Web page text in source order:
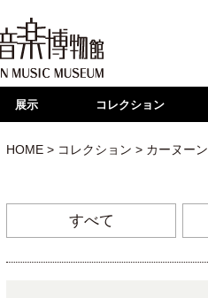
展示 コレクション
HOME > コレクション > カーヌーン
すべて